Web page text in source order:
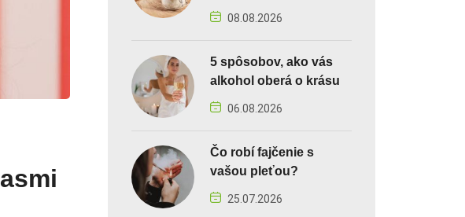
08.08.2026
5 spôsobov, ako vás
alkohol oberá o krásu
06.08.2026
Čo robí fajčenie s
vašou pleťou?
25.07.2026